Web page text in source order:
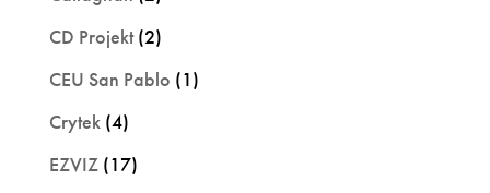
CD Projekt(2)
CEU San Pablo (1)
Crytek(4)
EZVIZ(17)